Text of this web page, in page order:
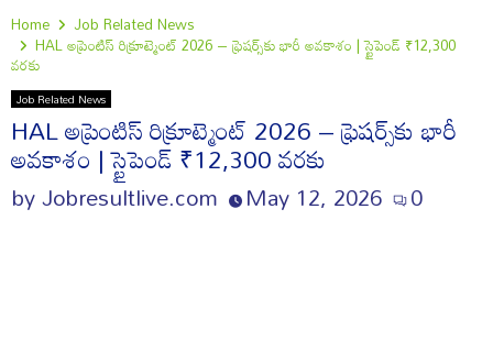
Home Job Related News
HAL అప్రెంటిస్ రిక్రూట్మెంట్ 2026 – ఫ్రెషర్స్‌కు భారీ అవకాశం | స్టైపెండ్ ₹12,300
వరకు
Job Related News
HAL అప్రెంటిస్ రిక్రూట్మెంట్ 2026 – ఫ్రెషర్స్‌కు భారీ
అవకాశం | స్టైపెండ్ ₹12,300 వరకు
byJobresultlive.com May 12, 2026 0